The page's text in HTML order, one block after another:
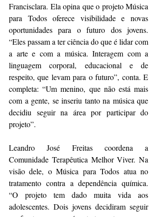
Francisclara. Ela opina que o projeto Música
para Todos oferece visibilidade e novas
oportunidades para o futuro dos jovens.
“Eles passam a ter ciência do que é lidar com
a arte e com a música. Interagem com a
linguagem corporal, educacional e de
respeito, que levam para o futuro”, conta. E
completa: “Um menino, que não está mais
com a gente, se inseriu tanto na música que
decidiu seguir na área por participar do
projeto”.
Leandro José Freitas coordena a
Comunidade Terapêutica Melhor Viver. Na
visão dele, o Música para Todos atua no
tratamento contra a dependência química.
“O projeto tem dado muita vida aos
adolescentes. Dois jovens decidiram seguir